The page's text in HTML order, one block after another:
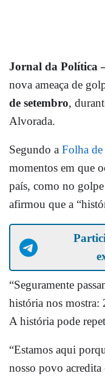
Jornal da Política
nova ameaça de
de setembro,
Alvorada.
Segundo a Folha
momentos em que
país, como no
afirmou que a
“Seguramente
história nos
A história pode
“Estamos aqui
nosso povo